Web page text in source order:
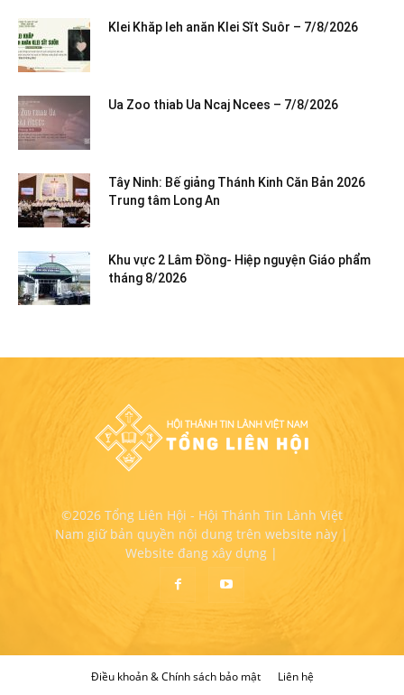
Klei Khăp leh anăn Klei Sĭt Suôr – 7/8/2026
Ua Zoo thiab Ua Ncaj Ncees – 7/8/2026
Tây Ninh: Bế giảng Thánh Kinh Căn Bản 2026
Trung tâm Long An
Khu vực 2 Lâm Đồng- Hiệp nguyện Giáo phẩm
tháng 8/2026
©2026 Tổng Liên Hội - Hội Thánh Tin Lành Việt
Nam giữ bản quyền nội dung trên website này |
Website đang xây dựng |
Điều khoản & Chính sách bảo mật Liên hệ